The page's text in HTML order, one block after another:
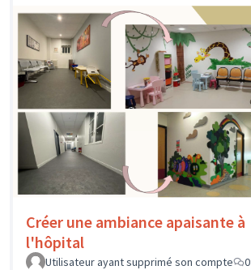
Créer une ambiance apaisante à
l'hôpital
Utilisateur ayant supprimé son compte
0